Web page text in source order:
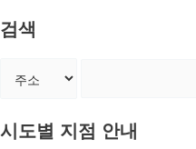
검색
시도별 지점 안내